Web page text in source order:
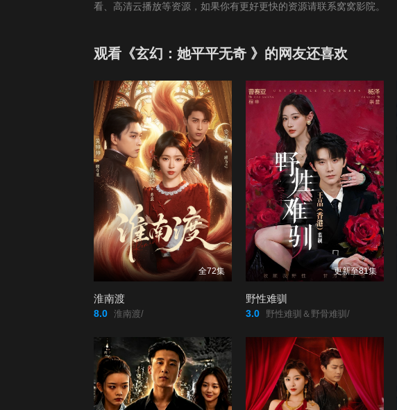
67 68 69
73 74 75
79 80 81
85 86 87
91 92
看、高清云播放等资源，如果你有更好更快的资源请联系窝窝影院。
观看《玄幻：她平平无奇 》的网友还喜欢
全72集
淮南渡
8.0 淮南渡/
更新至81集
野性难驯
3.0 野性难驯＆野骨难驯/